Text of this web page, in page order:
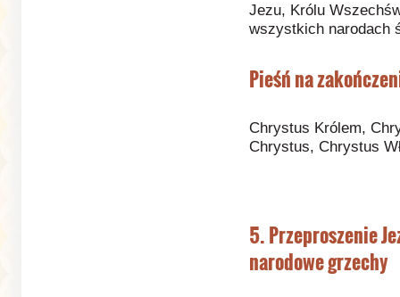
Jezu, Królu
wszystkich narodach
Pieśń na
Chrystus Królem,
Chrystus, Chrystus
5. Przeproszenie
narodowe grzechy